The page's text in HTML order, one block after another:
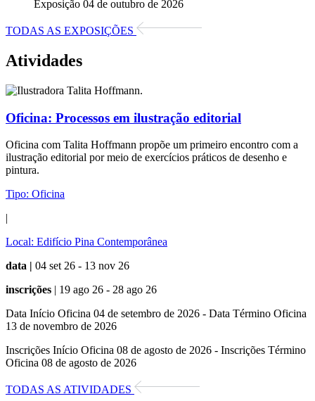
Exposição 04 de outubro de 2026
TODAS AS EXPOSIÇÕES
Atividades
Oficina: Processos em ilustração editorial
Oficina com Talita Hoffmann propõe um primeiro encontro com a
ilustração editorial por meio de exercícios práticos de desenho e
pintura.
Tipo: Oficina
|
Local: Edifício Pina Contemporânea
data | 04 set 26 - 13 nov 26
inscrições | 19 ago 26 - 28 ago 26
Data Início Oficina 04 de setembro de 2026 - Data Término Oficina
13 de novembro de 2026
Inscrições Início Oficina 08 de agosto de 2026 - Inscrições Término
Oficina 08 de agosto de 2026
TODAS AS ATIVIDADES